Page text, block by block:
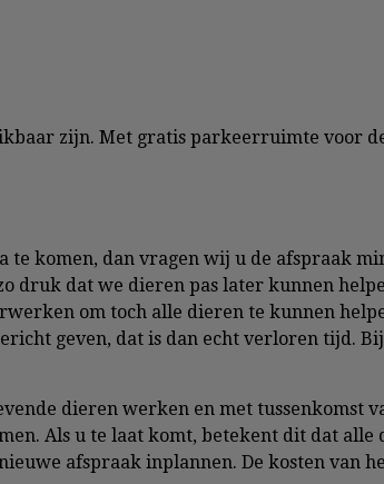
zijn. Met gratis parkeerruimte voor
te komen, dan vragen wij u de afspraak
druk dat we dieren pas later kunnen
om toch alle dieren te kunnen
geven, dat is dan echt verloren tijd.
dieren werken en met tussenkomst
Als u te laat komt, betekent dit dat alle
afspraak inplannen. De kosten van